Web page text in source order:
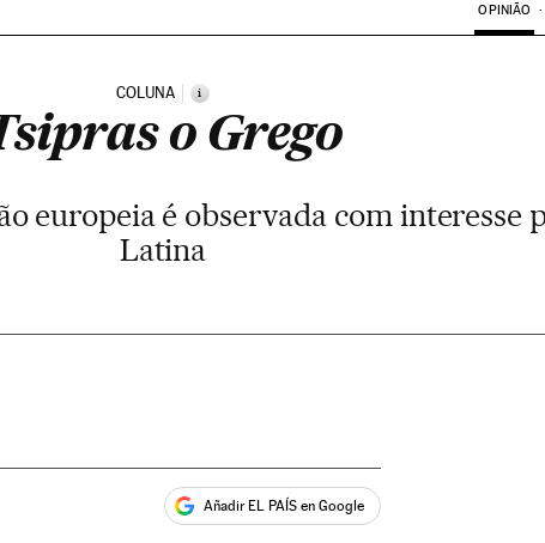
OPINIÃO
COLUNA i
o Grego
europeia é observada com interesse
Latina
Añadir EL PAÍS en Google